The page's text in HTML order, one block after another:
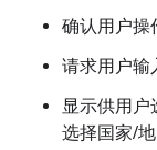
确认用户操
请求用户输
显示供用户
选择国家/地